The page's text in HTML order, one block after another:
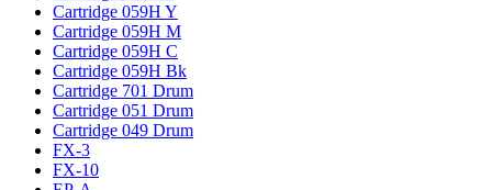
Cartridge 059H Y
Cartridge 059H M
Cartridge 059H C
Cartridge 059H Bk
Cartridge 701 Drum
Cartridge 051 Drum
Cartridge 049 Drum
FX-3
FX-10